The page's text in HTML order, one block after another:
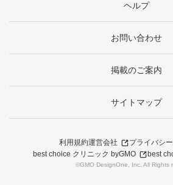
ヘルプ
お問い合わせ
掲載のご案内
サイトマップ
利用規約運営会社
プライバシ
best choice クリニック byGMO
best
©GMO DesignOne, Inc. All Rights